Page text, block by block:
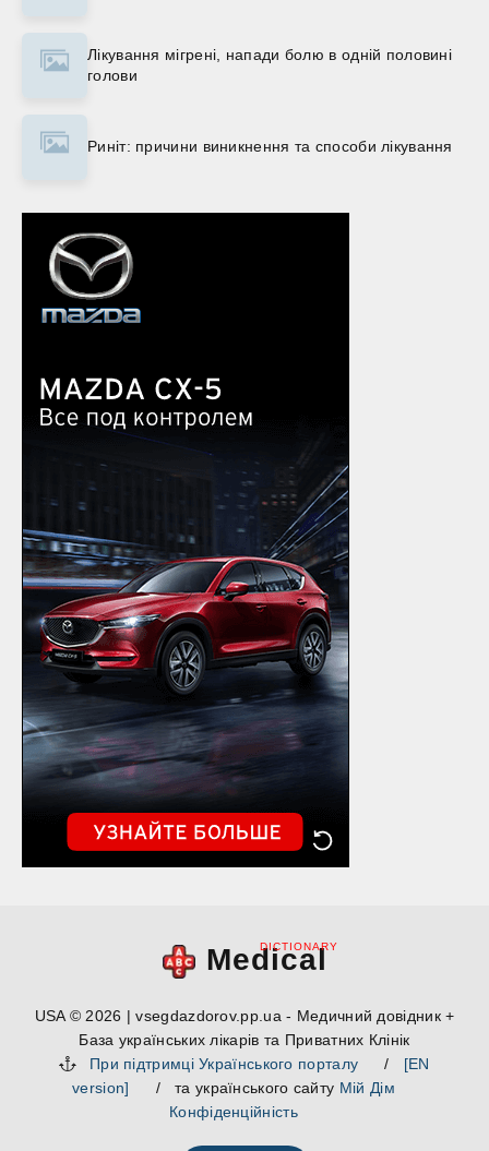
Лікування мігрені, напади болю в одній половині
голови
Риніт: причини виникнення та способи лікування
Medical
DICTIONARY
USA © 2026 | vsegdazdorov.pp.ua - Медичний довідник +
База українських лікарів та Приватних Клінік
При підтримці Українського порталу
/ [EN
version]
/ та українського сайту Мій Дім
Конфіденційність